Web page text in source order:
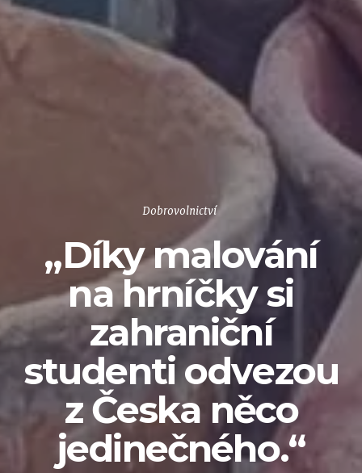
Dobrovolnictví
„Díky malování
na hrníčky si
zahraniční
studenti odvezou
z Česka něco
jedinečného.“